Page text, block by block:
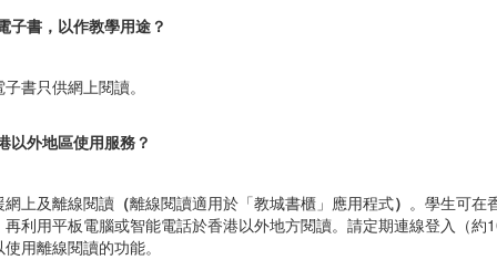
子書，以作教學用途？
書只供網上閱讀。
以外地區使用服務？
網上及離線閱讀（離線閱讀適用於「教城書櫃」應用程式） 。學生可在
再利用平板電腦或智能電話於香港以外地方閱讀。請定期連線登入（約
用離線閱讀的功能。